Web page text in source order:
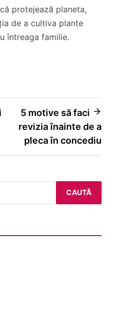
protejează planeta,
de a cultiva plante
întreaga familie.
5 motive să faci
revizia înainte de a
pleca în concediu